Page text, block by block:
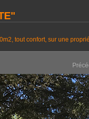
tout confort, sur une